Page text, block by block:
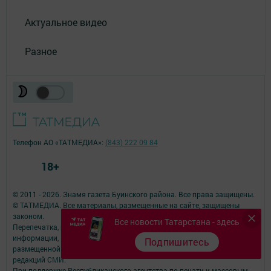
Актуальное видео
Разное
Все новости Татарстана - здесь
Подпишитесь
© 2011 - 2026. Знамя газета Буинского района. Все права защищены.
© ТАТМЕДИА. Все материалы, размещенные на сайте, защищены
законом.
Перепечатка, воспроизведение и распространение в любом объеме
информации,
размещенной на сайте, возможна только с письменного согласия
редакций СМИ.
Телефон АО «ТАТМЕДИА»: (843) 222 09 84
18+